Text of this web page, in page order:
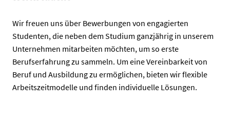
Wir freuen uns über Bewerbungen von engagierten
Studenten, die neben dem Studium ganzjährig in unserem
Unternehmen mitarbeiten möchten, um so erste
Berufserfahrung zu sammeln. Um eine Vereinbarkeit von
Beruf und Ausbildung zu ermöglichen, bieten wir flexible
Arbeitszeitmodelle und finden individuelle Lösungen.